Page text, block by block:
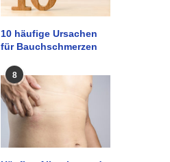
10 häufige Ursachen
für Bauchschmerzen
8